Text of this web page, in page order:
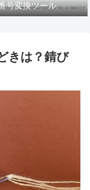
号変換ツール
きは？錆び